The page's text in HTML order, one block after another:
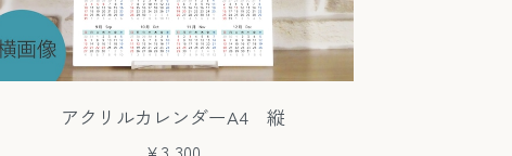
アクリルカレンダーA4 縦